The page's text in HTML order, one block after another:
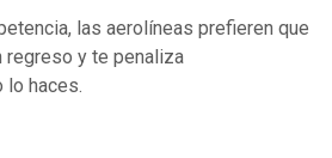
las aerolíneas prefieren que
y te penaliza
lo haces.